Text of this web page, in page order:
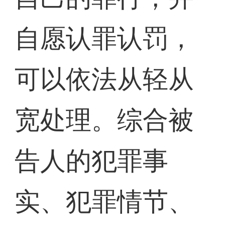
自愿认罪认罚，
可以依法从轻从
宽处理。综合被
告人的犯罪事
实、犯罪情节、